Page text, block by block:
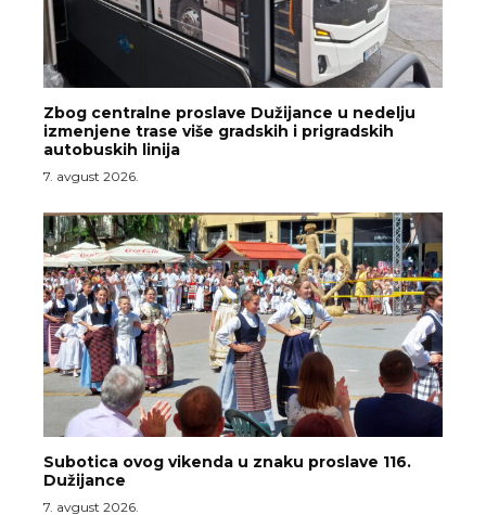
Zbog centralne proslave Dužijance u nedelju
izmenjene trase više gradskih i prigradskih
autobuskih linija
7. avgust 2026.
Subotica ovog vikenda u znaku proslave 116.
Dužijance
7. avgust 2026.